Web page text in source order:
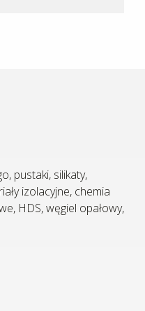
pustaki, silikaty,
izolacyjne, chemia
HDS, węgiel opałowy,